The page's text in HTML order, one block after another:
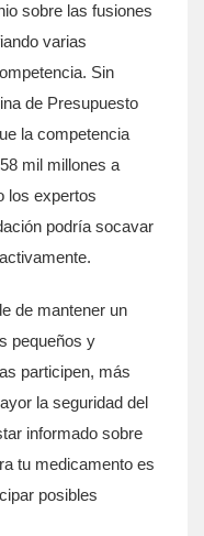
sobre las fusiones
varias
Sin
de Presupuesto
la competencia
mil millones a
los expertos
podría socavar
de mantener un
pequeños y
participen, más
la seguridad del
informado sobre
tu medicamento es
posibles